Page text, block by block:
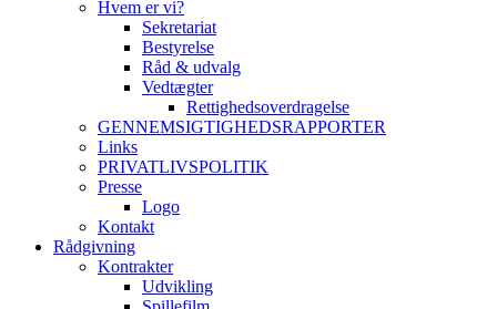
Hvem er vi?
Sekretariat
Bestyrelse
Råd & udvalg
Vedtægter
Rettighedsoverdragelse
GENNEMSIGTIGHEDSRAPPORTER
Links
PRIVATLIVSPOLITIK
Presse
Logo
Kontakt
Rådgivning
Kontrakter
Udvikling